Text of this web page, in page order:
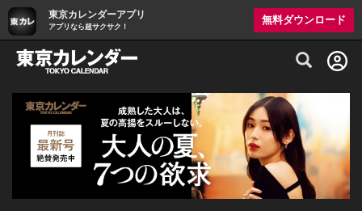
東京カレンダーアプリ
アプリなら超サクサク！
無料ダウンロード
グルメ情報・プレミアムレストラン予約